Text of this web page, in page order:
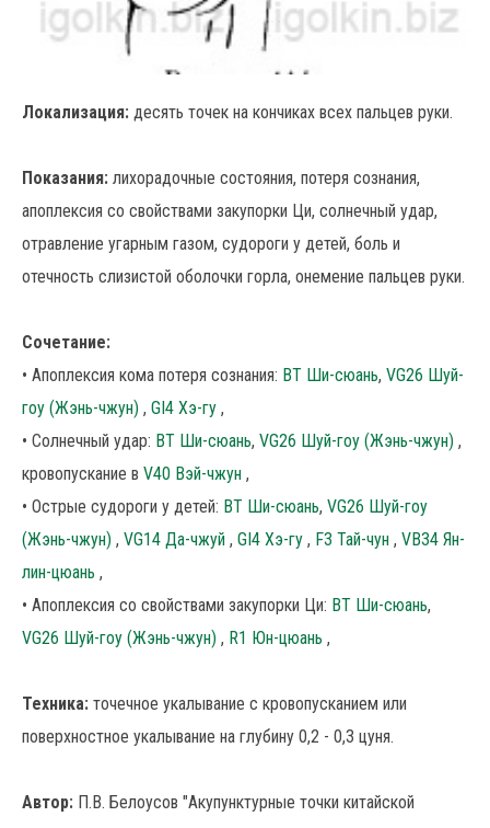
Локализация: десять точек на кончиках всех пальцев руки.
Показания: лихорадочные состояния, потеря сознания,
апоплексия со свойствами закупорки Ци, солнечный удар,
отравление угарным газом, судороги у детей, боль и
отечность слизистой оболочки горла, онемение пальцев руки.
Сочетание:
• Апоплексия кома потеря сознания: ВТ Ши-сюань, VG26 Шуй-
гоу (Жэнь-чжун) , GI4 Хэ-гу ,
• Солнечный удар: ВТ Ши-сюань, VG26 Шуй-гоу (Жэнь-чжун) ,
кровопускание в V40 Вэй-чжун ,
• Острые судороги у детей: ВТ Ши-сюань, VG26 Шуй-гоу
(Жэнь-чжун) , VG14 Да-чжуй , GI4 Хэ-гу , F3 Тай-чун , VB34 Ян-
лин-цюань ,
• Апоплексия со свойствами закупорки Ци: ВТ Ши-сюань,
VG26 Шуй-гоу (Жэнь-чжун) , R1 Юн-цюань ,
Техника: точечное укалывание с кровопусканием или
поверхностное укалывание на глубину 0,2 - 0,3 цуня.
Автор: П.В. Белоусов "Акупунктурные точки китайской